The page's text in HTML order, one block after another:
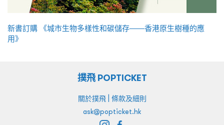
新書訂購 《城市生物多樣性和碳儲存——香港原生樹種的應
用》
撲飛 POPTICKET
關於撲飛| 條款及細則
ask@popticket.hk